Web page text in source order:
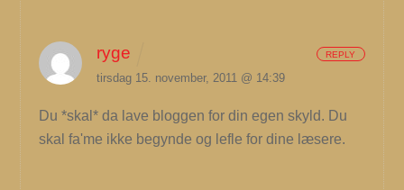
ryge
tirsdag 15. november, 2011 @ 14:39
Du *skal* da lave bloggen for din egen skyld. Du
skal fa'me ikke begynde og lefle for dine læsere.
REPLY